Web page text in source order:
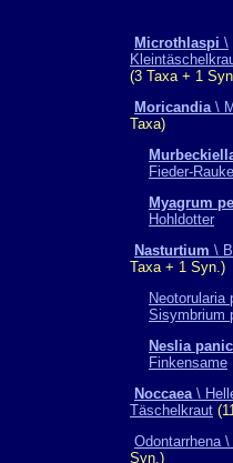
Microthlaspi \
(3 Taxa + 1
Moricandia\
Taxa)
Fieder-Rauke
Myagrum
Hohldotter
Nasturtium \
Taxa + 1 Syn.)
Neotorularia
Sisymbrium
Neslia
Finkensame
Noccaea\
Täschelkraut
Odontarrhena
Syn.)